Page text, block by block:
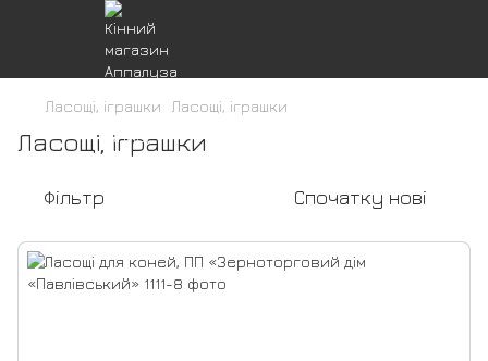
Ласощі, іграшки Ласощі, іграшки
Ласощі, іграшки
Фільтр Спочатку нові